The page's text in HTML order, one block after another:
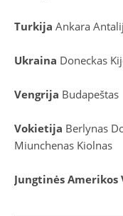
Turkija Ankara
Ukraina Doneckas
Vengrija Budapeštas
Vokietija Berlynas
Miunchenas Kiolnas
Jungtinės Amerikos